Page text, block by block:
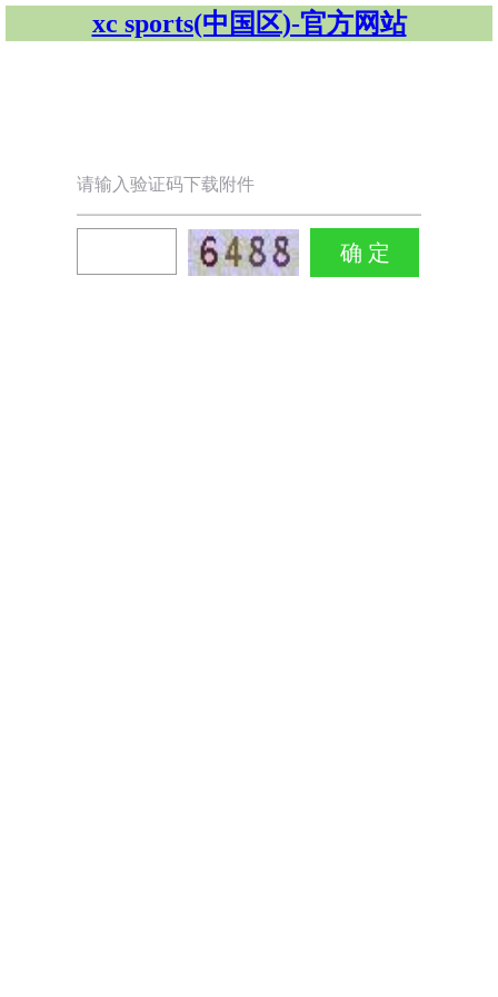
xc sports(中国区)-官方网站
请输入验证码下载附件